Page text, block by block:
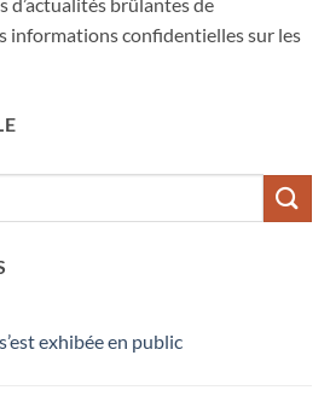
informations confidentielles sur les
exhibée en public